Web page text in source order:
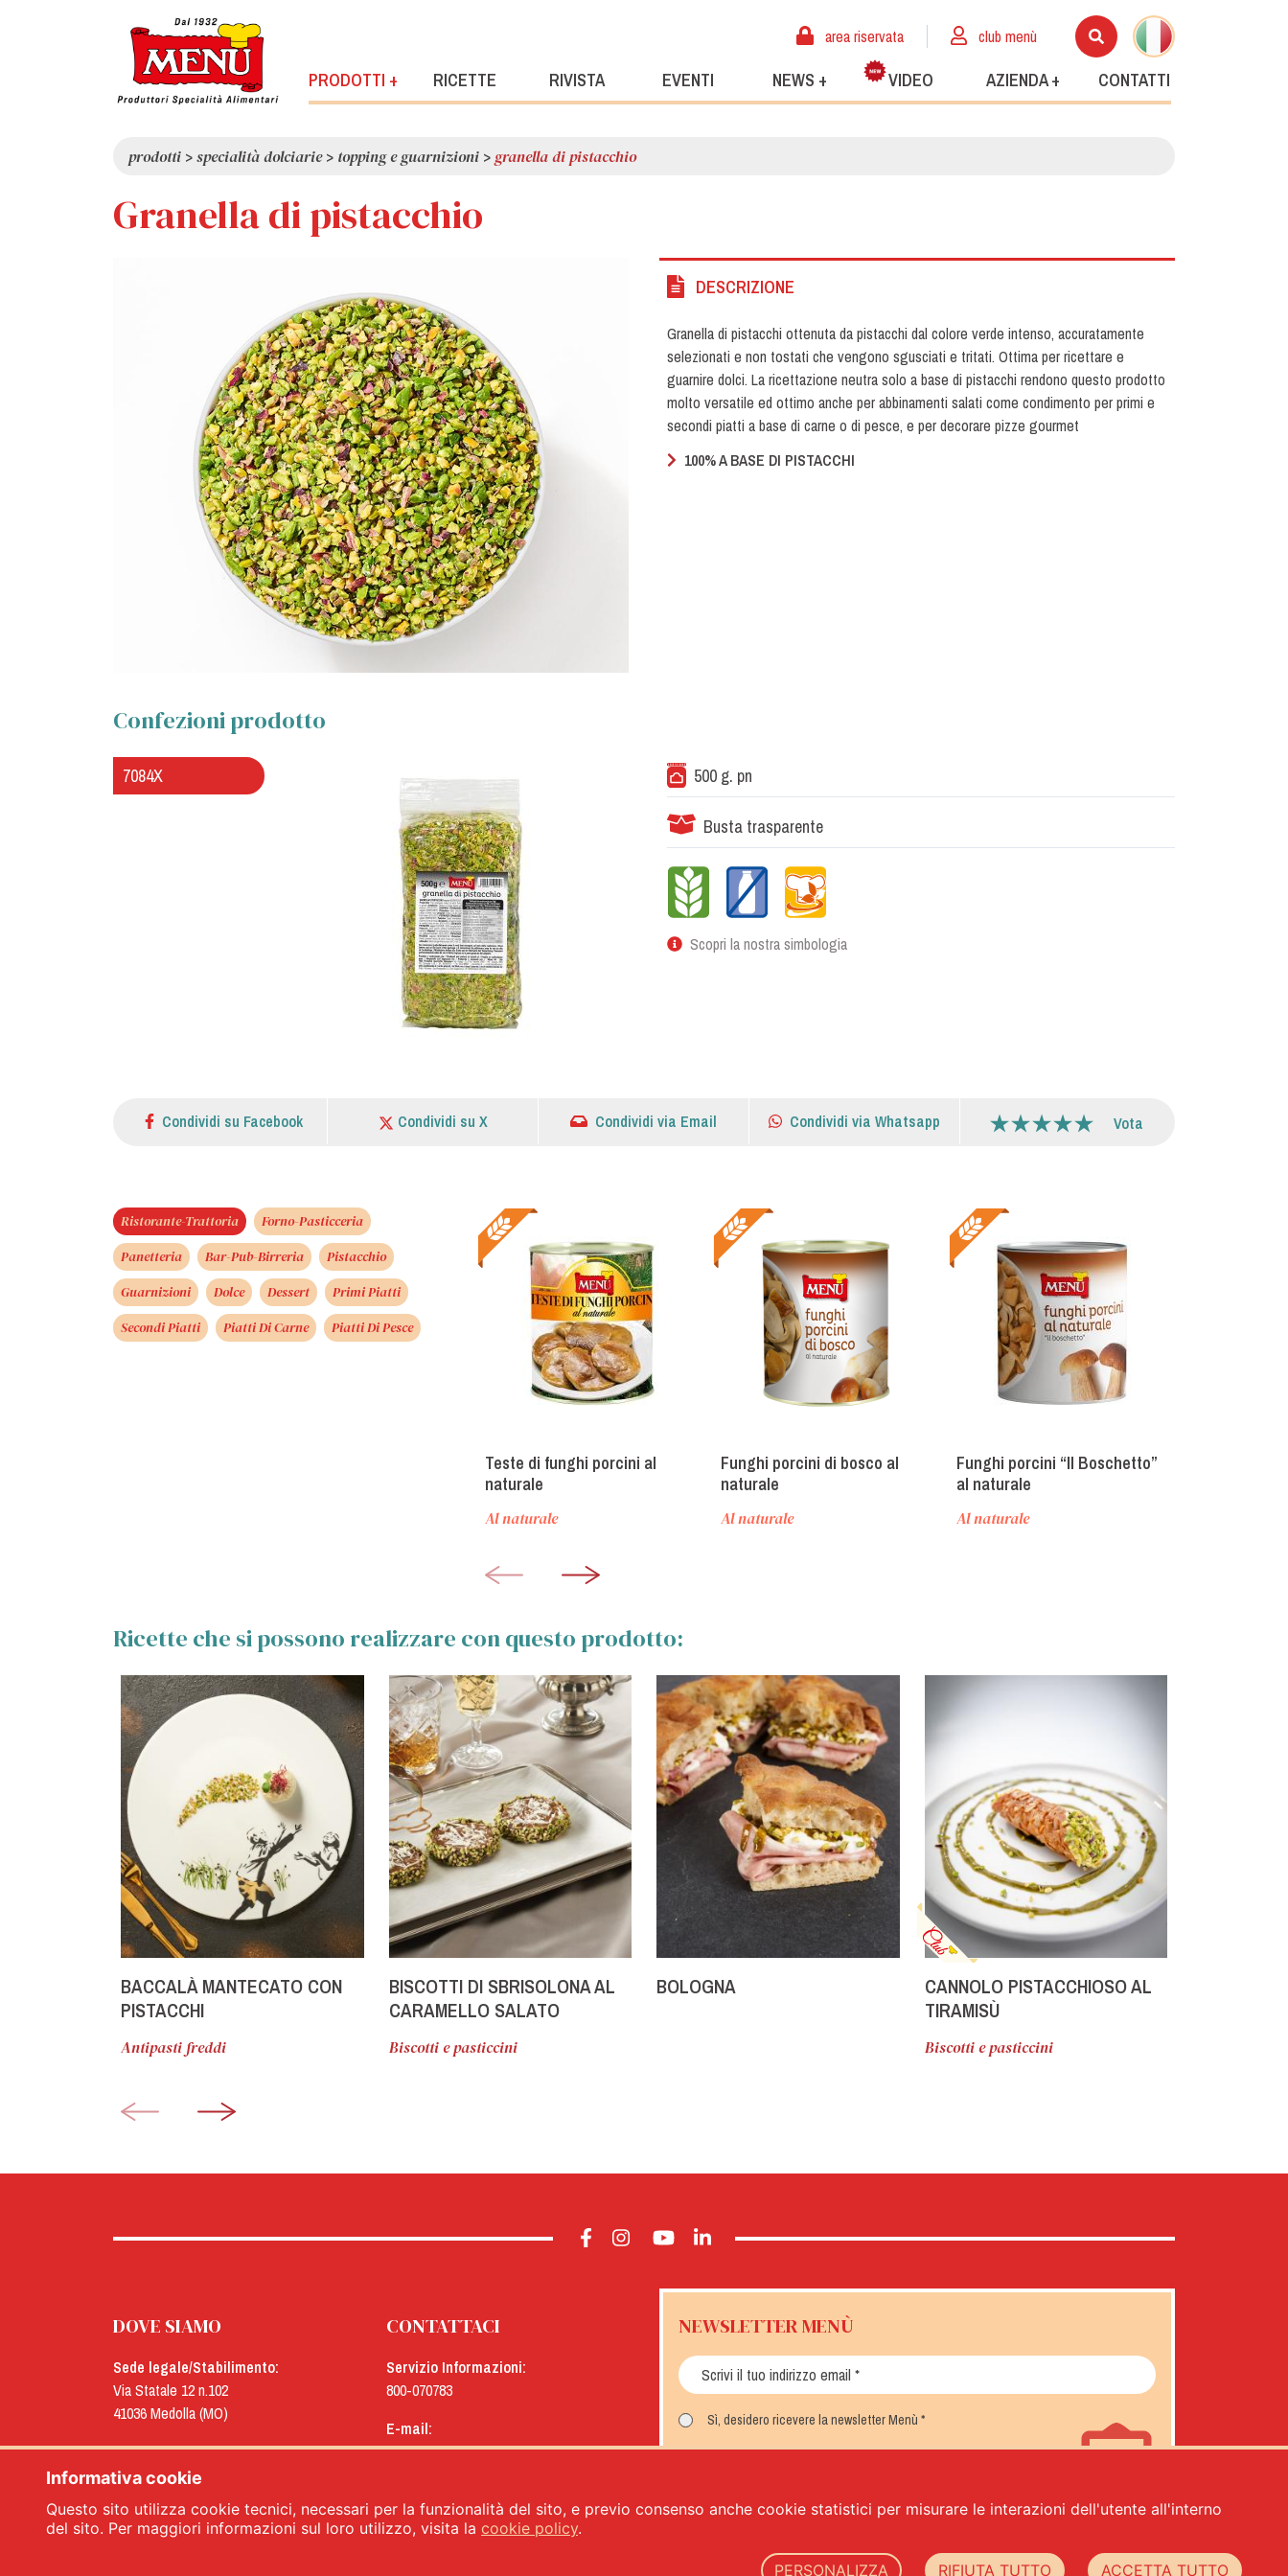
area riservata club menù
PRODOTTI + RICETTE RIVISTA EVENTI NEWS + VIDEO AZIENDA + CONTATTI
prodotti >specialità dolciarie> topping e guarnizioni >granella di pistacchio
Granella di pistacchio
DESCRIZIONE
Granella di pistacchi ottenuta da pistacchi dal colore verde intenso, accuratamente
selezionati e non tostati che vengono sgusciati e tritati. Ottima per ricettare e
guarnire dolci. La ricettazione neutra solo a base di pistacchi rendono questo prodotto
molto versatile ed ottimo anche per abbinamenti salati come condimento per primi e
secondi piatti a base di carne o di pesce, e per decorare pizze gourmet
100% A BASE DI PISTACCHI
Confezioni prodotto
7084X 500 g. pn
Busta trasparente
Scopri la nostra simbologia
Condividi su Facebook Condividi su X Condividi via Email Condividi via Whatsapp Vota
Ristorante-Trattoria
Forno-Pasticceria
Panetteria
Bar-Pub-Birreria
Pistacchio
Guarnizioni
Dolce Dessert
Primi Piatti
Secondi Piatti
Piatti Di Carne Piatti Di Pesce
Teste di funghi porcini al
naturale
Al naturale
Funghi porcini di bosco al
naturale
Al naturale
Funghi porcini “Il Boschetto”
al naturale
Al naturale
Ricette che si possono realizzare con questo prodotto:
BACCALÀ MANTECATO CON
PISTACCHI
Antipasti freddi
BISCOTTI DI SBRISOLONA AL
CARAMELLO SALATO
Biscotti e pasticcini
BOLOGNA
CANNOLO PISTACCHIOSO AL
TIRAMISÙ
Biscotti e pasticcini
DOVE SIAMO
Sede legale/Stabilimento:
Via Statale 12 n.102
41036 Medolla (MO)
Uffici:
Via Concordia n.25
CONTATTACI
Servizio Informazioni:
800-070783
E-mail:
menu@menu.it
NEWSLETTER MENÙ
Sì, desidero ricevere la newsletter Menù *
Informativa cookie
Questo sito utilizza cookie tecnici, necessari per la funzionalità del sito, e previo consenso anche cookie statistici per misurare le interazioni dell'utente all'interno
del sito. Per maggiori informazioni sul loro utilizzo, visita la cookie policy.
PERSONALIZZA RIFIUTA TUTTO ACCETTA TUTTO